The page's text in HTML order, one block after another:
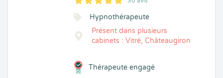
5
1
5
30
Hypnothérapeute
Présent dans plusieurs
cabinets : Vitré, Châteaugiron
Thérapeute engagé